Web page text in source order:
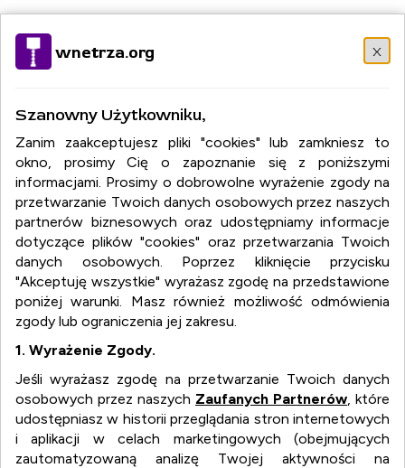
wnetrza.org x
Szanowny Użytkowniku,
Zanim zaakceptujesz pliki "cookies" lub zamkniesz to
okno, prosimy Cię o zapoznanie się z poniższymi
informacjami. Prosimy o dobrowolne wyrażenie zgody na
przetwarzanie Twoich danych osobowych przez naszych
partnerów biznesowych oraz udostępniamy informacje
dotyczące plików "cookies" oraz przetwarzania Twoich
danych osobowych. Poprzez kliknięcie przycisku
"Akceptuję wszystkie" wyrażasz zgodę na przedstawione
poniżej warunki. Masz również możliwość odmówienia
zgody lub ograniczenia jej zakresu.
1. Wyrażenie Zgody.
Jeśli wyrażasz zgodę na przetwarzanie Twoich danych
osobowych przez naszych Zaufanych Partnerów, które
udostępniasz w historii przeglądania stron internetowych
i aplikacji w celach marketingowych (obejmujących
zautomatyzowaną analizę Twojej aktywności na
PT
RO